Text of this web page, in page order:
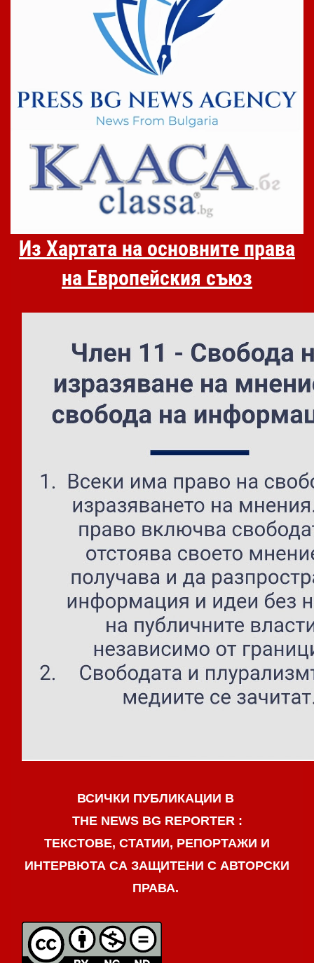
Из Хартата на основните права
на Европейския съюз
ВСИЧКИ ПУБЛИКАЦИИ В
THE NEWS BG REPORTER :
ТЕКСТОВЕ, СТАТИИ, РЕПОРТАЖИ И
ИНТЕРВЮТА СА ЗАЩИТЕНИ С АВТОРСКИ
ПРАВА.